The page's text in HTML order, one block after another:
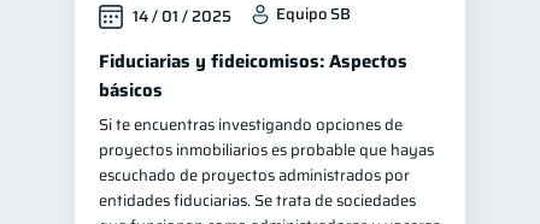
14 / 01 / 2025 Equipo SB
Fiduciarias y fideicomisos: Aspectos
básicos
Si te encuentras investigando opciones de
proyectos inmobiliarios es probable que hayas
escuchado de proyectos administrados por
entidades fiduciarias. Se trata de sociedades